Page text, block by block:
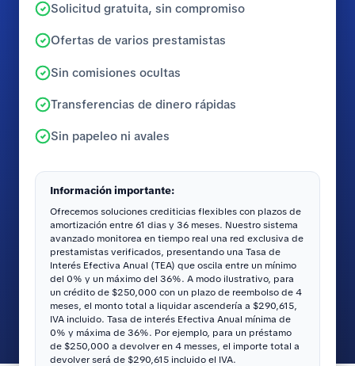
Solicitud gratuita, sin compromiso
Ofertas de varios prestamistas
Sin comisiones ocultas
Transferencias de dinero rápidas
Sin papeleo ni avales
Información importante:
Ofrecemos soluciones crediticias flexibles con plazos de
amortización entre 61 dias y 36 meses. Nuestro sistema
avanzado monitorea en tiempo real una red exclusiva de
prestamistas verificados, presentando una Tasa de
Interés Efectiva Anual (TEA) que oscila entre un mínimo
del 0% y un máximo del 36%. A modo ilustrativo, para
un crédito de $250,000 con un plazo de reembolso de 4
meses, el monto total a liquidar ascendería a $290,615,
IVA incluido. Tasa de interés Efectiva Anual mínima de
0% y máxima de 36%. Por ejemplo, para un préstamo
de $250,000 a devolver en 4 messes, el importe total a
devolver será de $290,615 incluido el IVA.